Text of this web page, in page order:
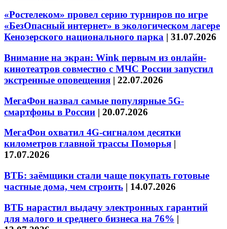
«Ростелеком» провел серию турниров по игре
«БезОпасный интернет» в экологическом лагере
Кенозерского национального парка | 31.07.2026
Внимание на экран: Wink первым из онлайн-
кинотеатров совместно с МЧС России запустил
экстренные оповещения | 22.07.2026
МегаФон назвал самые популярные 5G-
смартфоны в России | 20.07.2026
МегаФон охватил 4G-сигналом десятки
километров главной трассы Поморья |
17.07.2026
ВТБ: заёмщики стали чаще покупать готовые
частные дома, чем строить | 14.07.2026
ВТБ нарастил выдачу электронных гарантий
для малого и среднего бизнеса на 76% |